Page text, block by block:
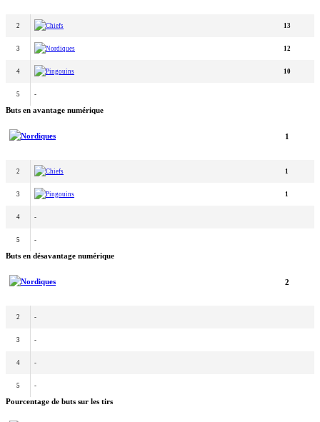
2 Chiefs 13
3 Nordiques 12
4 Pingouins 10
5 -
Buts en avantage numérique
Nordiques 1
2 Chiefs 1
3 Pingouins 1
4 -
5 -
Buts en désavantage numérique
Nordiques 2
2 -
3 -
4 -
5 -
Pourcentage de buts sur les tirs